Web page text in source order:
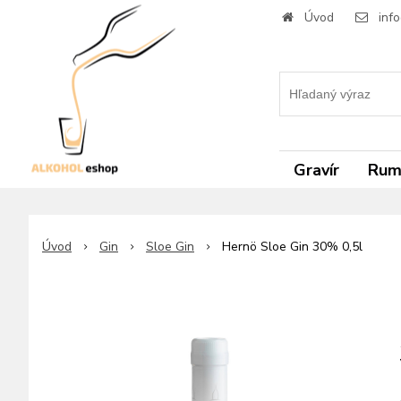
Úvod
Gravír Rum
Úvod Gin Sloe Gin Hernö Sloe Gin 30% 0,5l